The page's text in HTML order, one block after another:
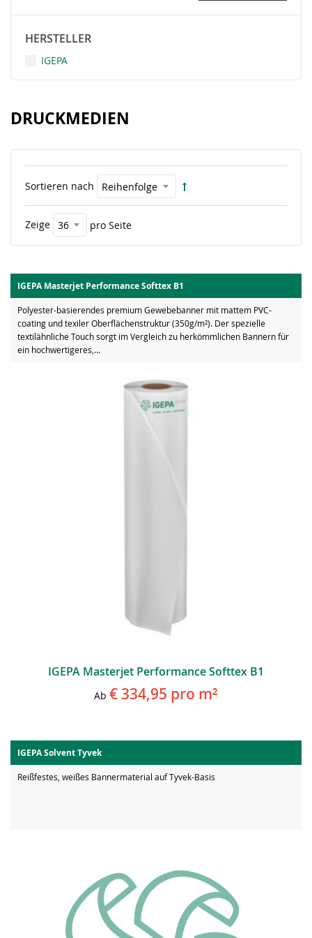
DRUCKMEDIEN
Sortieren nach
Zeige pro Seite
IGEPA Masterjet Performance Softtex B1
Polyester-basierendes premium Gewebebanner mit mattem PVC-
coating und texiler Oberflächenstruktur (350g/m²). Der spezielle
textilähnliche Touch sorgt im Vergleich zu herkömmlichen Bannern für
ein hochwertigeres,...
IGEPA Masterjet Performance Softtex B1
Ab € 334,95 pro m²
IGEPA Solvent Tyvek
Reißfestes, weißes Bannermaterial auf Tyvek-Basis
HERSTELLER
IGEPA